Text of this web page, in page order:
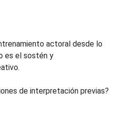
actoral desde lo
es el sostén y
de interpretación previas?